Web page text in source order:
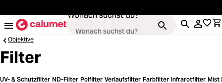
Wonach suchst du?
Kameras
Objektive
Filter
UV- & Schutzfilter ND-Filter Polfilter Verlaufsfilter Farbfilter Infrarotfilter Mist